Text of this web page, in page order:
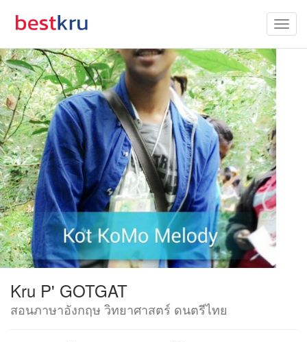
Kru P' GOTGAT
สอนภาษาอังกฤษ วิทยาศาสตร์ ดนตรีไทย